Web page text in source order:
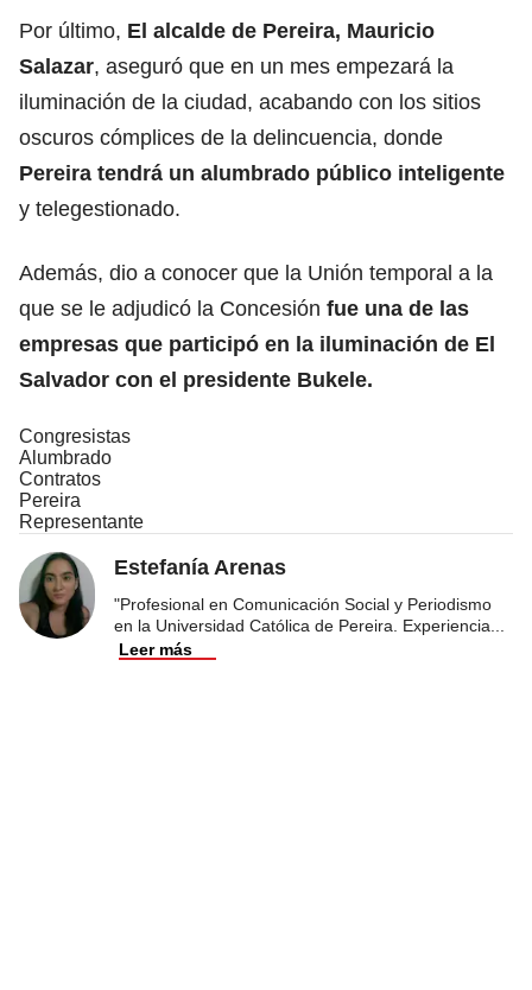
Por último, El alcalde de Pereira, Mauricio
Salazar, aseguró que en un mes empezará la
iluminación de la ciudad, acabando con los sitios
oscuros cómplices de la delincuencia, donde
Pereira tendrá un alumbrado público inteligente
y telegestionado.
Además, dio a conocer que la Unión temporal a la
que se le adjudicó la Concesión fue una de las
empresas que participó en la iluminación de El
Salvador con el presidente Bukele.
Congresistas
Alumbrado
Contratos
Pereira
Representante
Estefanía Arenas
"Profesional en Comunicación Social y Periodismo
en la Universidad Católica de Pereira. Experiencia
Leer más